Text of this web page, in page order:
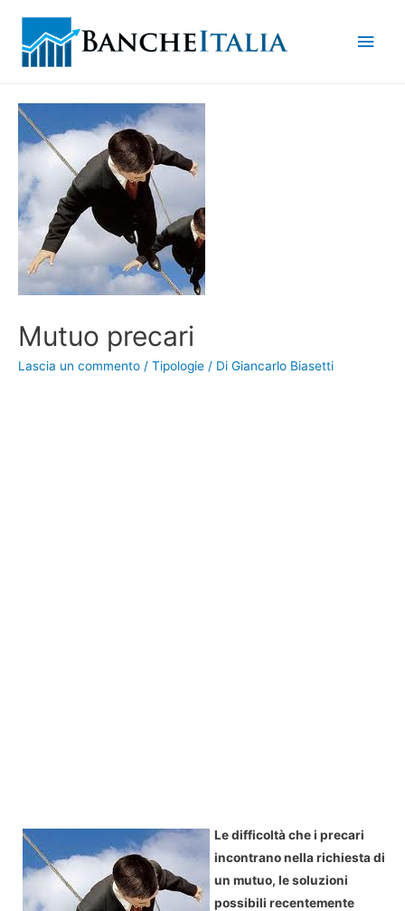
Mutuo precari
Lascia un commento / Tipologie / Di Giancarlo Biasetti
Le difficoltà che i precari
incontrano nella richiesta di
un mutuo, le soluzioni
possibili recentemente